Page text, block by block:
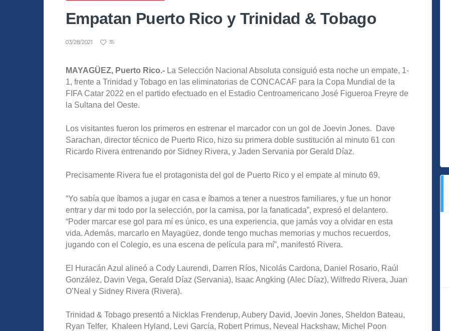
Empatan Puerto Rico y Trinidad & Tobago
03/28/2021 35
MAYAGÜEZ, Puerto Rico.- La Selección Nacional Absoluta consiguió esta noche un empate, 1-
1, frente a Trinidad y Tobago en las eliminatorias de CONCACAF para la Copa Mundial de la
FIFA Catar 2022 en el partido efectuado en el Estadio Centroamericano José Figueroa Freyre de
la Sultana del Oeste.
Los visitantes fueron los primeros en estrenar el marcador con un gol de Joevin Jones. Dave
Sarachan, director técnico de Puerto Rico, hizo su primera doble sustitución al minuto 61 con
Ricardo Rivera entrenando por Sidney Rivera, y Jaden Servania por Gerald Díaz.
Precisamente Rivera fue el protagonista del gol de Puerto Rico y el empate al minuto 69.
“Yo sabía que íbamos a jugar en casa e íbamos a tener a nuestros familiares, y fue un honor
entrar y dar mi todo por la selección, por la camisa, por la fanaticada”, expresó el delantero.
“Poder marcar ese gol para mí es único, es una experiencia, que jamás voy a olvidar en esta
vida. Además, marcarlo en Mayagüez, donde tengo muchas memorias y muchos recuerdos,
jugando con el Colegio, es una escena de película para mí”, manifestó Rivera.
El Huracán Azul alineó a Cody Laurendi, Darren Ríos, Nicolás Cardona, Daniel Rosario, Raúl
González, Davin Vega, Gerald Díaz (Servania), Isaac Angking (Alec Díaz), Wilfredo Rivera, Juan
O’Neal y Sidney Rivera (Rivera).
Trinidad & Tobago presentó a Nicklas Frenderup, Aubery David, Joevin Jones, Sheldon Bateau,
Ryan Telfer, Khaleen Hyland, Levi García, Robert Primus, Neveal Hackshaw, Michel Poon